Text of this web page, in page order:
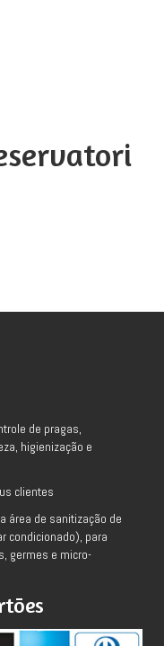
de pragas,
higienização e
clientes
área de sanitização de
condicionado), para
germes e micro-